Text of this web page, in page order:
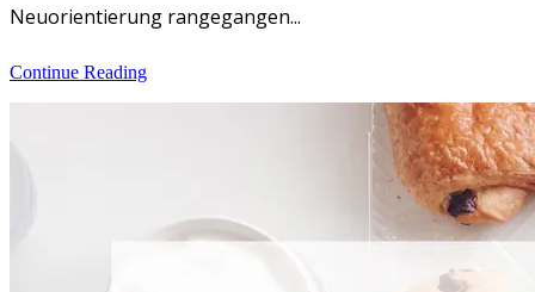
Neuorientierung rangegangen...
Continue Reading